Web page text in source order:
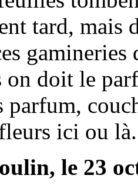
tard, mais
gamineries
on doit le
parfum,
ici ou là.
le 23